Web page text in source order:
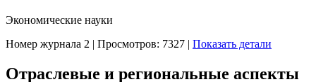
Экономические науки
Номер журнала 2 | Просмотров: 7327 | Показать детали
Отраслевые и региональные аспекты